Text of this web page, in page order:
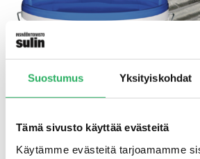
Suostumus Yksityiskohdat
Tämä sivusto käyttää evästeitä
Käytämme evästeitä tarjoamamme